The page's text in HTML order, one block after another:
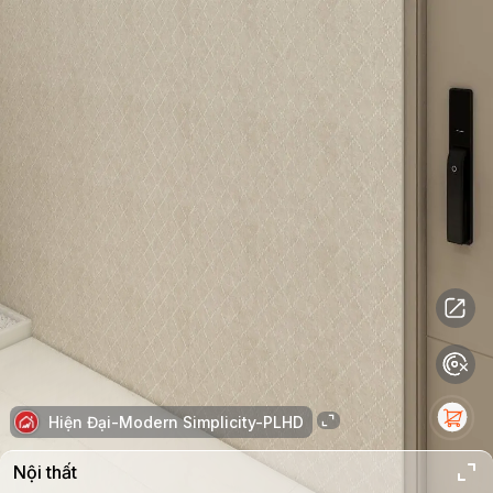
Hiện Đại-Modern Simplicity-PLHD
Nội thất